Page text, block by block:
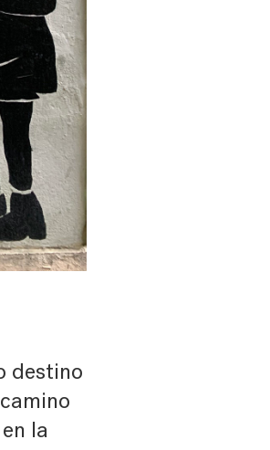
destino
la